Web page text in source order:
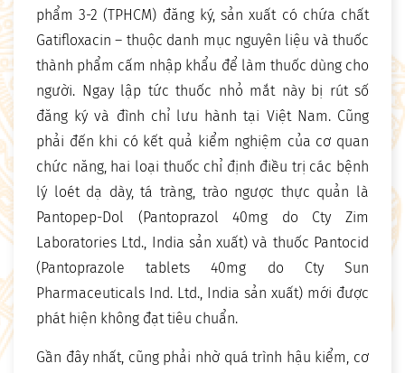
phẩm 3-2 (TPHCM) đăng ký, sản xuất có chứa chất
Gatifloxacin – thuộc danh mục nguyên liệu và thuốc
thành phẩm cấm nhập khẩu để làm thuốc dùng cho
người. Ngay lập tức thuốc nhỏ mắt này bị rút số
đăng ký và đình chỉ lưu hành tại Việt Nam. Cũng
phải đến khi có kết quả kiểm nghiệm của cơ quan
chức năng, hai loại thuốc chỉ định điều trị các bệnh
lý loét dạ dày, tá tràng, trào ngược thực quản là
Pantopep-Dol (Pantoprazol 40mg do Cty Zim
Laboratories Ltd., India sản xuất) và thuốc Pantocid
(Pantoprazole tablets 40mg do Cty Sun
Pharmaceuticals Ind. Ltd., India sản xuất) mới được
phát hiện không đạt tiêu chuẩn.
Gần đây nhất, cũng phải nhờ quá trình hậu kiểm, cơ